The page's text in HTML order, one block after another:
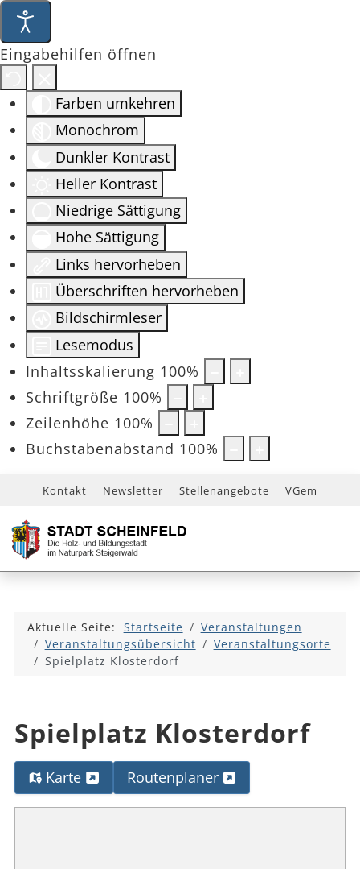
Eingabehilfen öffnen
Farben umkehren
Monochrom
Dunkler Kontrast
Heller Kontrast
Niedrige Sättigung
Hohe Sättigung
Links hervorheben
Überschriften hervorheben
Bildschirmleser
Lesemodus
Inhaltsskalierung 100%
Schriftgröße 100%
Zeilenhöhe 100%
Buchstabenabstand 100%
Kontakt Newsletter Stellenangebote VGem
Aktuelle Seite: Startseite
Veranstaltungen
Veranstaltungsübersicht
Veranstaltungsorte
Spielplatz Klosterdorf
Spielplatz Klosterdorf
Karte Routenplaner